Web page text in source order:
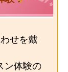
せを戴
ン体験の